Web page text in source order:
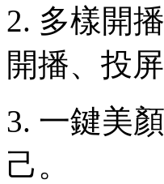
2. 多樣開
開播、投
3. 一鍵美
己。